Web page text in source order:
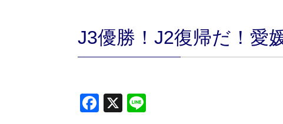
J3優勝！J2復帰だ！愛
Facebook
X